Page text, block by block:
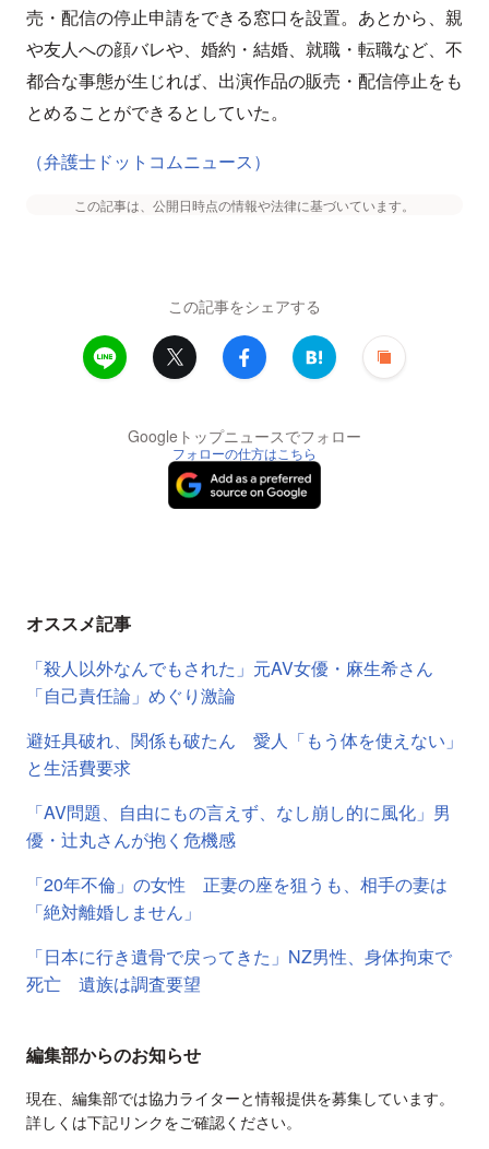
売・配信の停止申請をできる窓口を設置。あとから、親
や友人への顔バレや、婚約・結婚、就職・転職など、不
都合な事態が生じれば、出演作品の販売・配信停止をも
とめることができるとしていた。
（弁護士ドットコムニュース）
この記事は、公開日時点の情報や法律に基づいています。
この記事をシェアする
Googleトップニュースでフォロー
フォローの仕方はこちら
オススメ記事
「殺人以外なんでもされた」元AV女優・麻生希さん
「自己責任論」めぐり激論
避妊具破れ、関係も破たん 愛人「もう体を使えない」
と生活費要求
「AV問題、自由にもの言えず、なし崩し的に風化」男
優・辻丸さんが抱く危機感
「20年不倫」の女性 正妻の座を狙うも、相手の妻は
「絶対離婚しません」
「日本に行き遺骨で戻ってきた」NZ男性、身体拘束で
死亡 遺族は調査要望
編集部からのお知らせ
現在、編集部では協力ライターと情報提供を募集しています。
詳しくは下記リンクをご確認ください。